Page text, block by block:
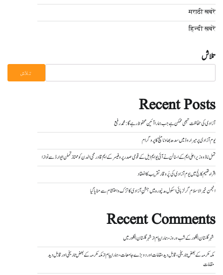
मराठी खबरें
हिन्दी ख़बरें
تلاش
تلاش
Recent Posts
آزادی کی حفاظت تبھی ممکن ہے جب ہمارا آئین محفوظ رہے گا : محمد رفیع
یوم آزادی پر میراروڈ میں سدھ بھاونا منچ کا پروگرام
تمل ناڈو وزیر اعلی ایم کے اسٹالن نے آئی یو ایم ایل کے قومی صدر پروفیسر کے ایم قادرمحی الدن کو ممتاز تملن ایوارڈ سے نوازا
اقراء تھیم کالج میں یوم آزادی کی پُر وقار تقریب کا انعقاد
انجمن خیر الاسلام گرلز ہائی اسکول مدنپورہ میں جشنِ آزادی کا تزک و احتشام سے منایا گیا
Recent Comments
شہر گلستان بنگلور کے شب و روز - ہمارا پیامازشہر گلستان بنگلور میں
مکہ مکرمہ کے بعض تاریخی، قابل دید مقامات اور دو بڑے جامعات - ہمارا پیامازمکہ مکرمہ کے بعض تاریخی اور قابل دید
مقامات